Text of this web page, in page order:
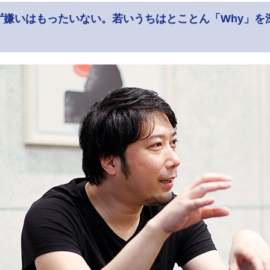
嫌いはもったいない。若いうちはとことん「Why」を